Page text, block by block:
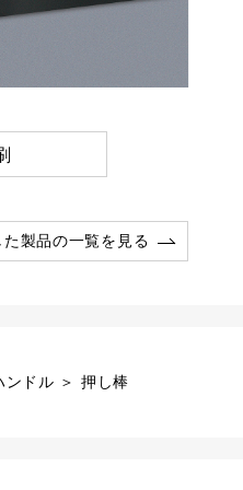
製品の一覧を見る
ドル ＞ 押し棒